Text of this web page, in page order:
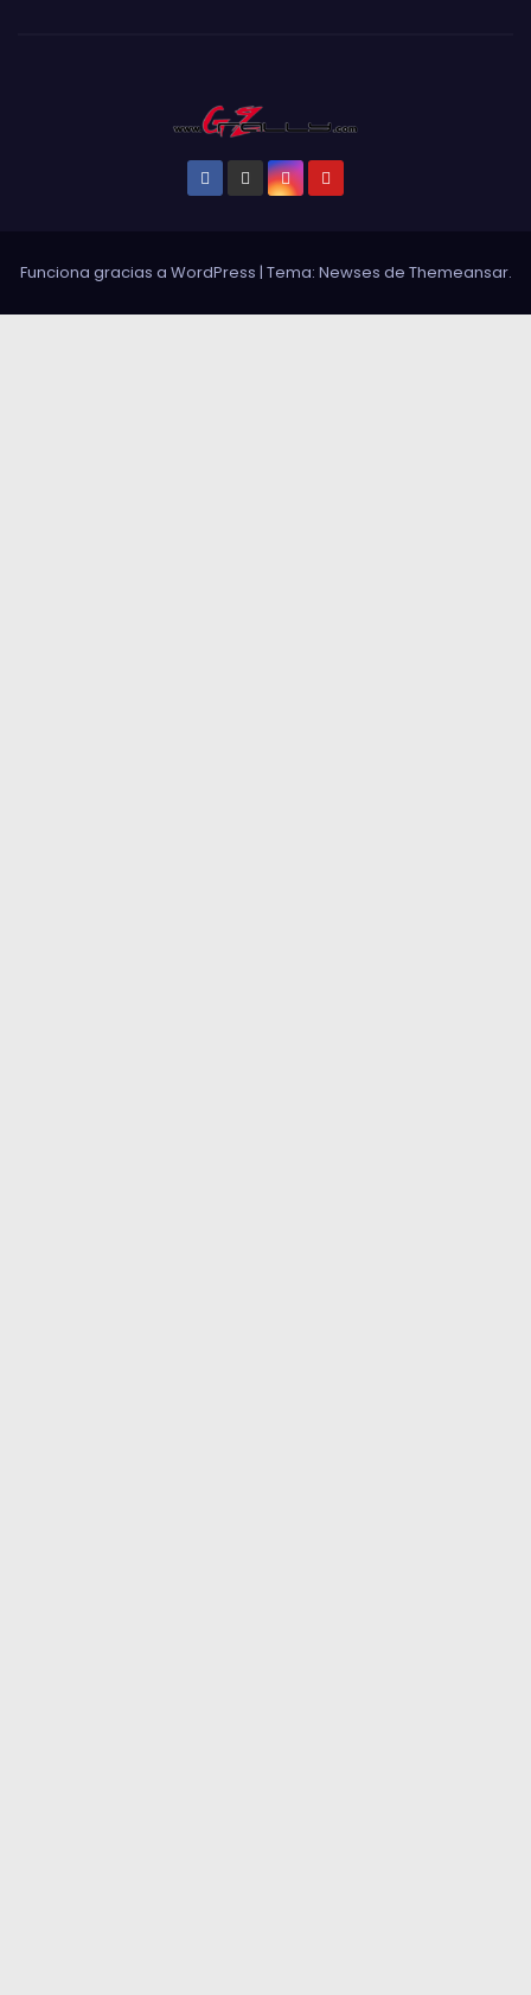
Funciona gracias a WordPress | Tema: Newses de Themeansar.